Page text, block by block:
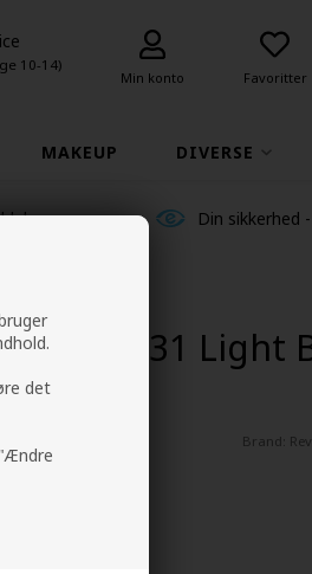
det
10-14)
Min konto Favoritter
MAKEUP DIVERSE
Din sikkerhed
931 Light
Brand: